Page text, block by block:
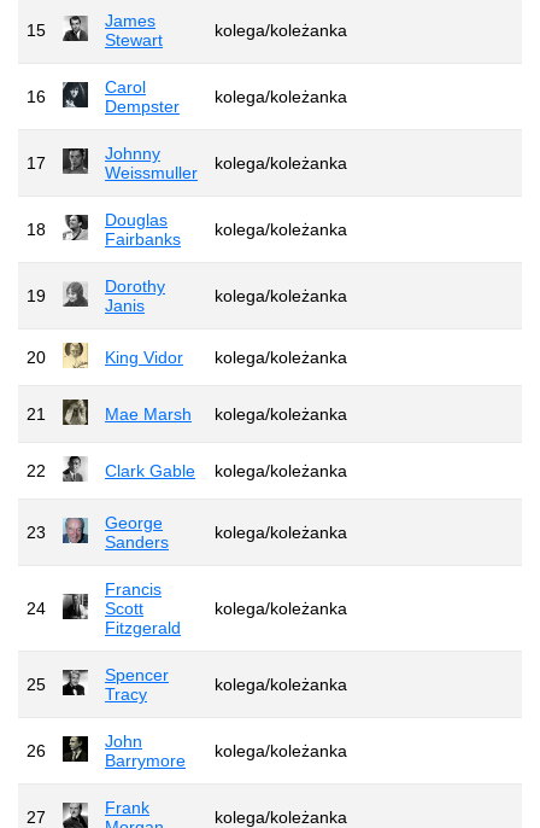
15
James
Stewart
kolega/koleżanka
16
Carol
Dempster
kolega/koleżanka
17
Johnny
Weissmuller
kolega/koleżanka
18
Douglas
Fairbanks
kolega/koleżanka
19
Dorothy
Janis
kolega/koleżanka
20 King Vidor kolega/koleżanka
21 Mae Marsh kolega/koleżanka
22 Clark Gable kolega/koleżanka
23
George
Sanders
kolega/koleżanka
24
Francis
Scott
Fitzgerald
kolega/koleżanka
25
Spencer
Tracy
kolega/koleżanka
26
John
Barrymore
kolega/koleżanka
27
Frank
kolega/koleżanka